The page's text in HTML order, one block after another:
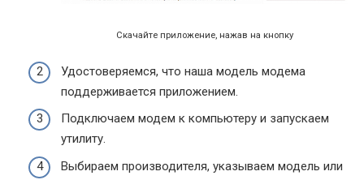
Скачайте приложение, нажав на кнопку
Удостоверяемся, что наша модель модема
поддерживается приложением.
Подключаем модем к компьютеру и запускаем
утилиту.
Выбираем производителя, указываем модель или